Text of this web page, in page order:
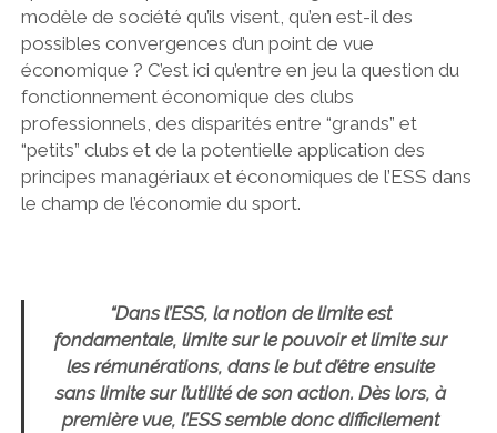
modèle de société qu’ils visent, qu’en est-il des
possibles convergences d’un point de vue
économique ? C’est ici qu’entre en jeu la question du
fonctionnement économique des clubs
professionnels, des disparités entre “grands” et
“petits” clubs et de la potentielle application des
principes managériaux et économiques de l’ESS dans
le champ de l’économie du sport.
“Dans l’ESS, la notion de limite est
fondamentale, limite sur le pouvoir et limite sur
les rémunérations, dans le but d’être ensuite
sans limite sur l’utilité de son action. Dès lors, à
première vue, l’ESS semble donc difficilement